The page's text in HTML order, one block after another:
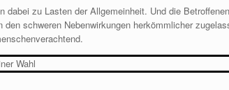
zu Lasten der Allgemeinheit. Und die
den schweren Nebenwirkungen herkömmlicher
Wahl